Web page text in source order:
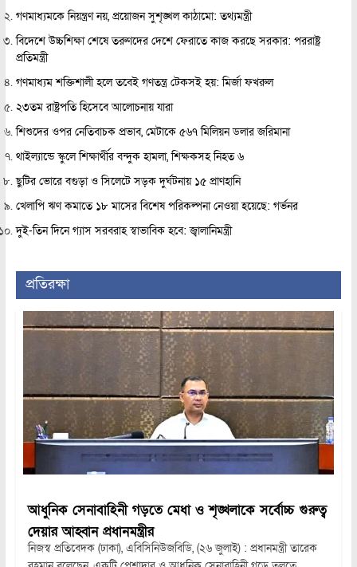
গণমাধ্যমকে নিয়ন্ত্রণ নয়, প্রয়োজন সুশৃঙ্খল কাঠামো: তথ্যমন্ত্রী
বিদেশে উচ্চশিক্ষা শেষে তরুণদের দেশে ফেরাতে কাজ করছে সরকার: পররাষ্ট্র
প্রতিমন্ত্রী
গণমাধ্যম শক্তিশালী হলে তবেই গণতন্ত্র টেকসই হয়: মির্জা ফখরুল
২৩তম রাষ্ট্রপতি হিসেবে আলোচনায় যারা
শিশুদের ওপর নেতিবাচক প্রভাব, মেটাকে ৫৬৭ মিলিয়ন ডলার জরিমানা
থাইল্যান্ডে স্কুলে শিক্ষার্থীর বন্দুক হামলা, শিক্ষকসহ নিহত ৬
ছুটির ভোরে বগুড়া ও সিলেটে সড়ক দুর্ঘটনায় ১৫ প্রাণহানি
খেলাপি ঋণ কমাতে ১৮ মাসের বিশেষ পরিকল্পনা নেওয়া হয়েছে: গর্ভনর
দুই-তিন দিনে গ্যাস সরবরাহ স্বাভাবিক হবে: জ্বালানিমন্ত্রী
প্রতিরক্ষা
আধুনিক সেনাবাহিনী গড়তে মেধা ও শৃঙ্খলাকে সর্বোচ্চ গুরুত্ব
দেয়ার আহ্বান প্রধানমন্ত্রীর
নিজস্ব প্রতিবেদক (ঢাকা), এবিসিনিউজবিডি, (২৬ জুলাই) : প্রধানমন্ত্রী তারেক